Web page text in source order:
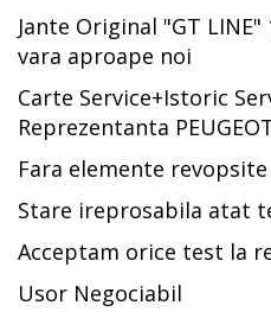
Jante Original "GT
vara aproape noi
Carte Service+Istoric
Reprezentanta
Fara elemente
Stare ireprosabila atat
Acceptam orice test la
Usor Negociabil